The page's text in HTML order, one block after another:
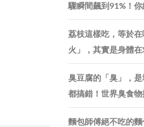
驟瞬間飆到91%！
荔枝這樣吃，等於
火」，其實是身體在
臭豆腐的「臭」，
都搞錯！世界臭食
麵包師傅絕不吃的